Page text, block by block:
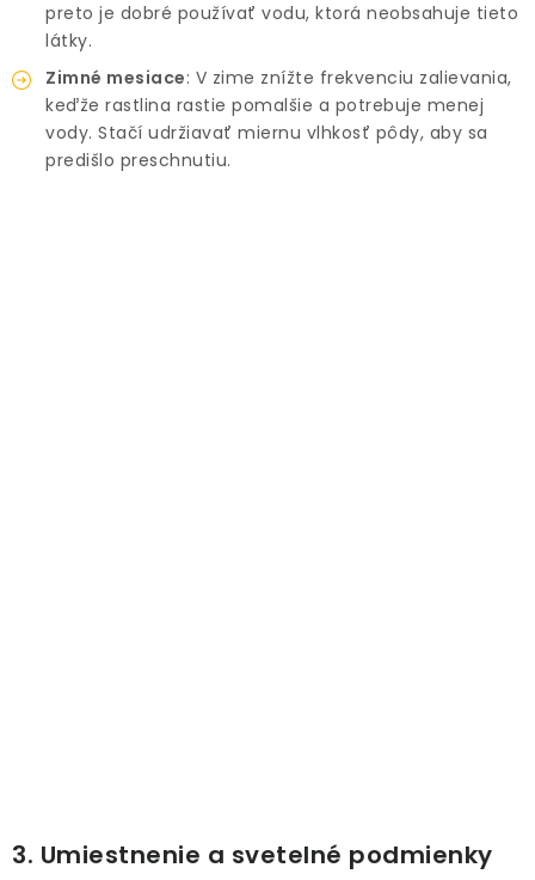
preto je dobré používať vodu, ktorá neobsahuje tieto
látky.
Zimné mesiace: V zime znížte frekvenciu zalievania,
keďže rastlina rastie pomalšie a potrebuje menej
vody. Stačí udržiavať miernu vlhkosť pôdy, aby sa
predišlo preschnutiu.
3. Umiestnenie a svetelné podmienky